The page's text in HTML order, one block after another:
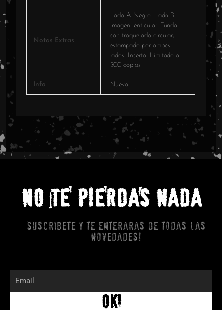
Notas Extras
Lado A Negro. Lado B
Imagen lenticular. Funda
con troquelado circular,
estampado por ambos
lados. Inserto. Limitado a
500 copias
Info Nuevo
NO TE PIERDAS NADA
Suscribete y te enteraras de todas las
novedades!
OK!